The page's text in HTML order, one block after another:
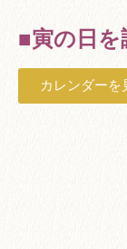
■寅の日を
カレンダーを